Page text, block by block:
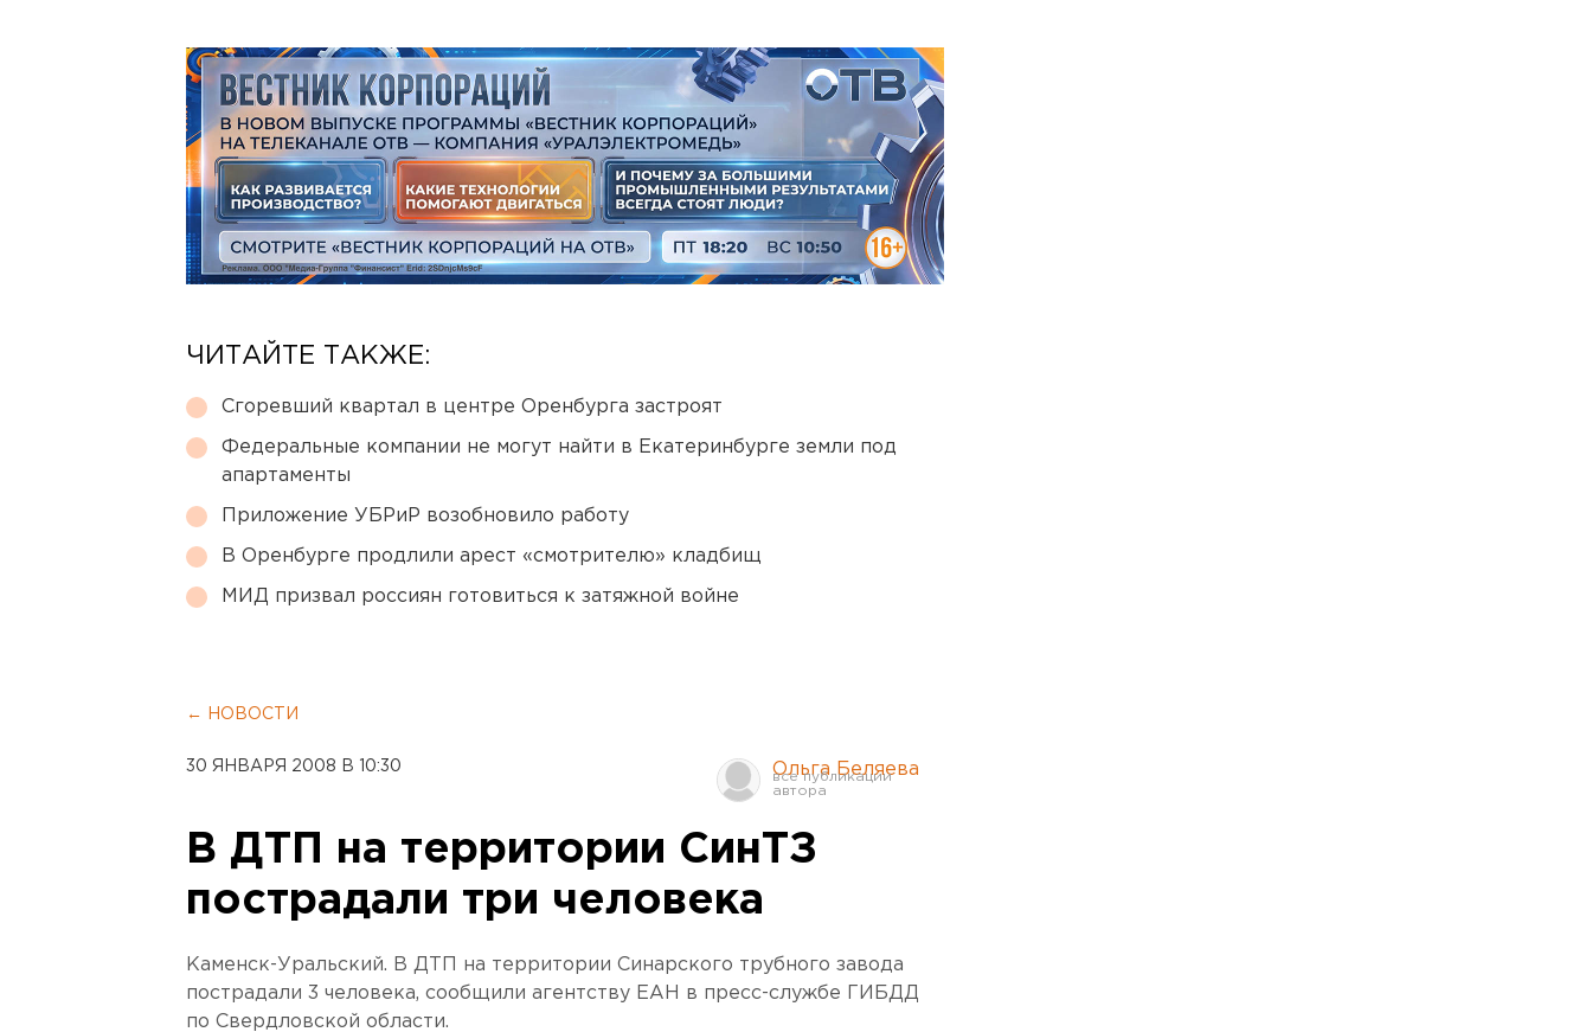
ЧИТАЙТЕ ТАКЖЕ:
Сгоревший квартал в центре Оренбурга застроят
Федеральные компании не могут найти в Екатеринбурге земли под
апартаменты
Приложение УБРиР возобновило работу
В Оренбурге продлили арест «смотрителю» кладбищ
МИД призвал россиян готовиться к затяжной войне
← НОВОСТИ
30 ЯНВАРЯ 2008 В 10:30 Ольга Беляева
В ДТП на территории СинТЗ
пострадали три человека
Каменск-Уральский. В ДТП на территории Синарского трубного завода
пострадали 3 человека, сообщили агентству ЕАН в пресс-службе ГИБДД
по Свердловской области.